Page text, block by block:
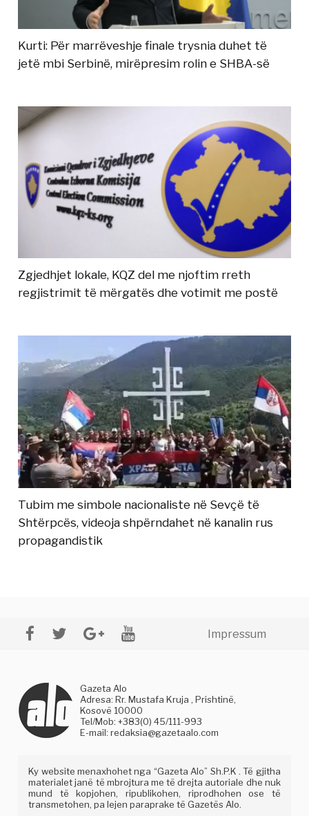
Kurti: Për marrëveshje finale trysnia duhet të
jetë mbi Serbinë, mirëpresim rolin e SHBA-së
Zgjedhjet lokale, KQZ del me njoftim rreth
regjistrimit të mërgatës dhe votimit me postë
Tubim me simbole nacionaliste në Sevçë të
Shtërpcës, videoja shpërndahet në kanalin rus
propagandistik
Impressum
Gazeta Alo
Adresa: Rr. Mustafa Kruja , Prishtinë,
Kosovë 10000
Tel/Mob: +383(0) 45/111-993
E-mail:redaksia@gazetaalo.com
Ky website menaxhohet nga “Gazeta Alo” Sh.P.K . Të gjitha
materialet janë të mbrojtura me të drejta autoriale dhe nuk
mund të kopjohen, ripublikohen, riprodhohen ose të
transmetohen, pa lejen paraprake të Gazetës Alo.